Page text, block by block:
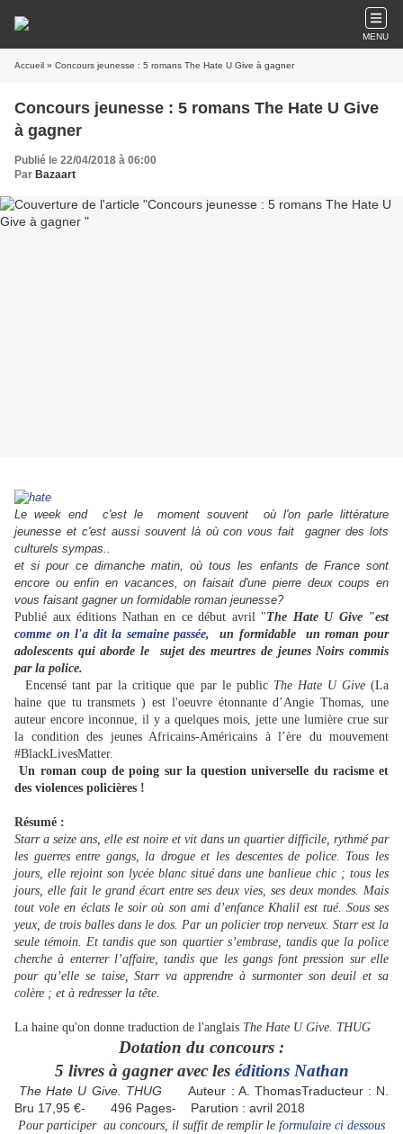
MENU
Accueil » Concours jeunesse : 5 romans The Hate U Give à gagner
Concours jeunesse : 5 romans The Hate U Give
à gagner
Publié le 22/04/2018 à 06:00
Par Bazaart
Le week end c'est le moment souvent où l'on parle littérature
jeunesse et c'est aussi souvent là où con vous fait gagner des lots
culturels sympas..
et si pour ce dimanche matin, où tous les enfants de France sont
encore ou enfin en vacances, on faisait d'une pierre deux coups en
vous faisant gagner un formidable roman jeunesse?
Publié aux éditions Nathan en ce début avril "The Hate U Give "est
comme on l'a dit la semaine passée, un formidable
un roman pour
adolescents qui aborde le sujet des meurtres de jeunes Noirs commis
par la police.
Encensé tant par la critique que par le public The Hate U Give(La
haine que tu transmets ) est l'oeuvre étonnante d’Angie Thomas, une
auteur encore inconnue, il y a quelques mois, jette une lumière crue sur
la condition des jeunes Africains-Américains à l’ère du mouvement
#BlackLivesMatter.
Un roman coup de poing sur la question universelle du racisme et
des violences policières !
Résumé :
Starr a seize ans, elle est noire et vit dans un quartier difficile, rythmé par
les guerres entre gangs, la drogue et les descentes de police. Tous les
jours, elle rejoint son lycée blanc situé dans une banlieue chic ; tous les
jours, elle fait le grand écart entre ses deux vies, ses deux mondes. Mais
tout vole en éclats le soir où son ami d’enfance Khalil est tué. Sous ses
yeux, de trois balles dans le dos. Par un policier trop nerveux. Starr est la
seule témoin. Et tandis que son quartier s’embrase, tandis que la police
cherche à enterrer l’affaire, tandis que les gangs font pression sur elle
pour qu’elle se taise, Starr va apprendre à surmonter son deuil et sa
colère ; et à redresser la tête.
La haine qu'on donne traduction de l'anglais The Hate U Give. THUG
Dotation du concours :
5 livres à gagner avec les éditions Nathan
The Hate U Give. THUG Auteur : A. ThomasTraducteur : N.
Bru 17,95 €- 496 Pages- Parution : avril 2018
Pour participer au concours, il suffit de remplir le formulaire ci dessous